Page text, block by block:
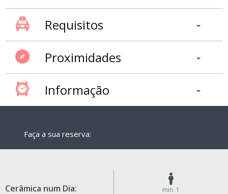
Requisitos
Proximidades
Informação
Faça a sua reserva:
Cerâmica num Dia:
min. 1